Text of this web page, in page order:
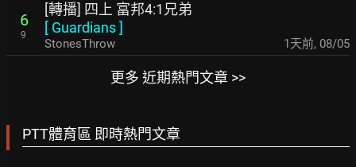
6
9
[轉播] 四上 富邦4:1兄弟
[ Guardians]
StonesThrow 1天前, 08/05
更多 近期熱門文章 >>
PTT體育區 即時熱門文章